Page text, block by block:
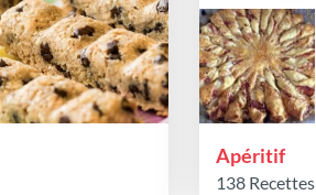
Apéritif
138 Recettes